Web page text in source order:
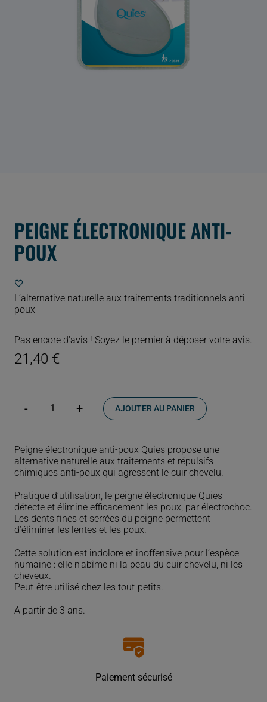
PEIGNE ÉLECTRONIQUE ANTI-
POUX
L’alternative naturelle aux traitements traditionnels anti-
poux
Pas encore d'avis ! Soyez le premier à déposer votre avis.
21,40 €
quantité
électronique
anti-
poux
AJOUTER AU PANIER
Peigne électronique anti-poux Quies propose une
alternative naturelle aux traitements et répulsifs
chimiques anti-poux qui agressent le cuir chevelu.
Pratique d’utilisation, le peigne électronique Quies
détecte et élimine efficacement les poux, par électrochoc.
Les dents fines et serrées du peigne permettent
d’éliminer les lentes et les poux.
Cette solution est indolore et inoffensive pour l’espèce
humaine: elle n’abîme ni la peau du cuir chevelu, ni les
cheveux.
Peut-être utilisé chez les tout-petits.
A partir de 3 ans.
Paiement sécurisé